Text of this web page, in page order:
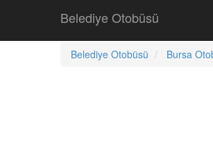
Belediye Otobüsü
Belediye Otobüsü Bursa